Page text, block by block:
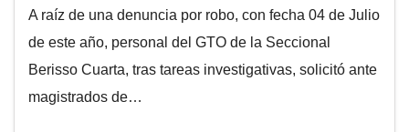
A raíz de una denuncia por robo, con fecha 04 de Julio
de este año, personal del GTO de la Seccional
Berisso Cuarta, tras tareas investigativas, solicitó ante
magistrados de…